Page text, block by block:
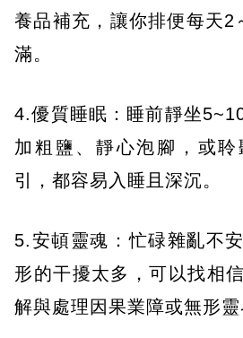
養品補充，讓你排便每天2
滿。
4.優質睡眠：睡前靜坐
加粗鹽、靜心泡腳，或
引，都容易入睡且深沉。
5.安頓靈魂：忙碌雜亂不
形的干擾太多，可以找相
解與處理因果業障或無形靈